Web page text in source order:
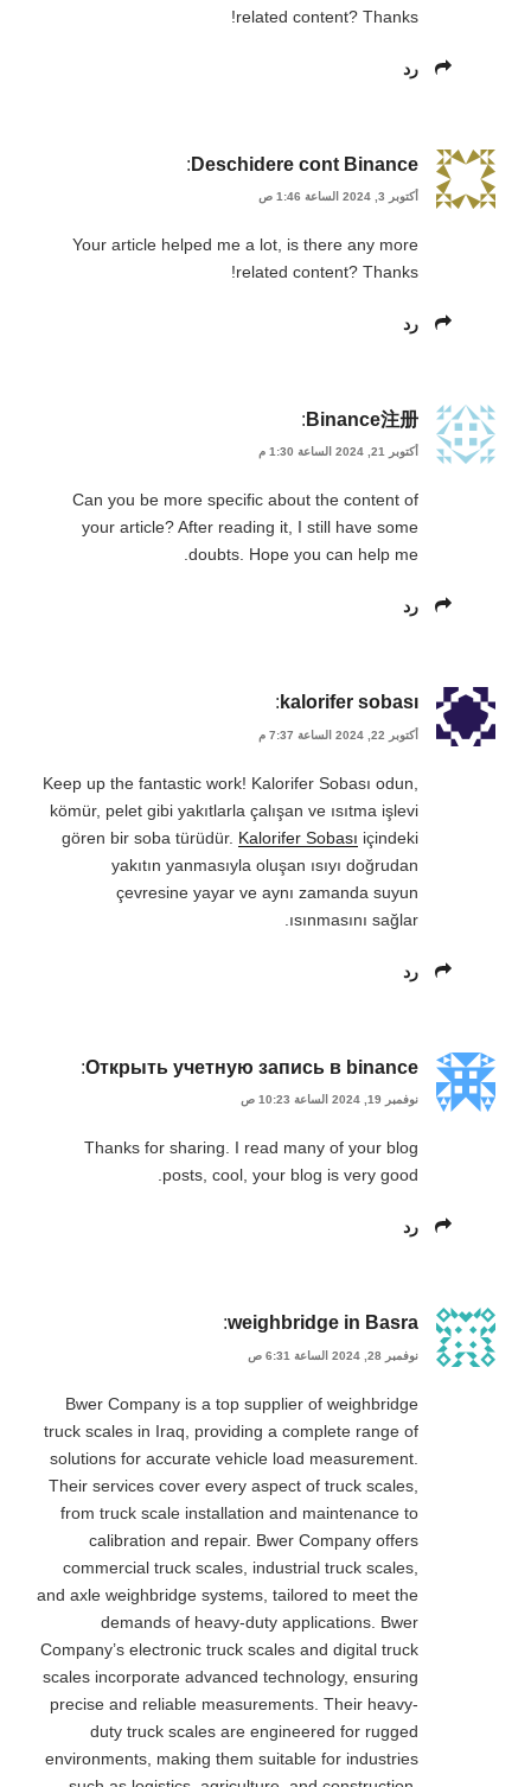
related content? Thanks!
رد
Deschidere cont Binance
:
أكتوبر 3, 2024 الساعة 1:46 ص
Your article helped me a lot, is there any more
related content? Thanks!
رد
Binance注册
:
أكتوبر 21, 2024 الساعة 1:30 م
Can you be more specific about the content of
your article? After reading it, I still have some
doubts. Hope you can help me.
رد
kalorifer sobası
:
أكتوبر 22, 2024 الساعة 7:37 م
Keep up the fantastic work! Kalorifer Sobası odun,
kömür, pelet gibi yakıtlarla çalışan ve ısıtma işlevi
gören bir soba türüdür. Kalorifer Sobası içindeki
yakıtın yanmasıyla oluşan ısıyı doğrudan
çevresine yayar ve aynı zamanda suyun
ısınmasını sağlar.
رد
Открыть учетную запись в binance
:
نوفمبر 19, 2024 الساعة 10:23 ص
Thanks for sharing. I read many of your blog
posts, cool, your blog is very good.
رد
weighbridge in Basra
:
نوفمبر 28, 2024 الساعة 6:31 ص
Bwer Company is a top supplier of weighbridge
truck scales in Iraq, providing a complete range of
solutions for accurate vehicle load measurement.
Their services cover every aspect of truck scales,
from truck scale installation and maintenance to
calibration and repair. Bwer Company offers
commercial truck scales, industrial truck scales,
and axle weighbridge systems, tailored to meet the
demands of heavy-duty applications. Bwer
Company’s electronic truck scales and digital truck
scales incorporate advanced technology, ensuring
precise and reliable measurements. Their heavy-
duty truck scales are engineered for rugged
environments, making them suitable for industries